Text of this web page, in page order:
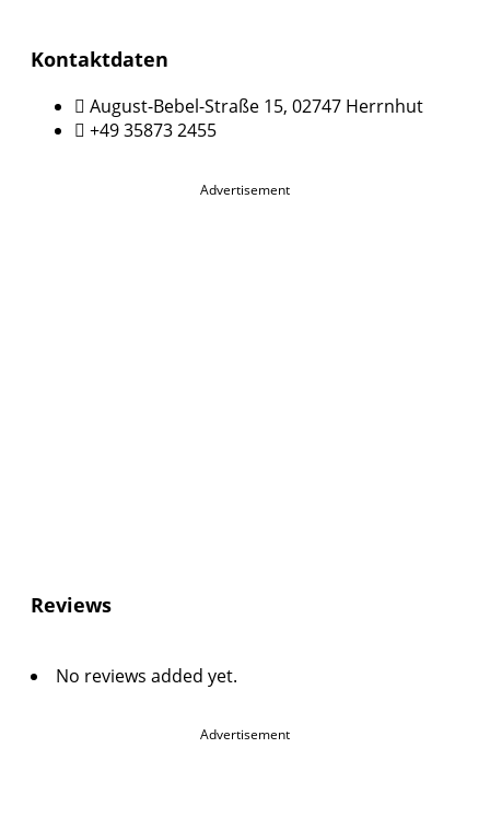
Kontaktdaten
August-Bebel-Straße 15, 02747 Herrnhut
+49 35873 2455
Advertisement
Reviews
No reviews added yet.
Advertisement